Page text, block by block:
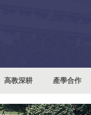
高教深耕 產學合作